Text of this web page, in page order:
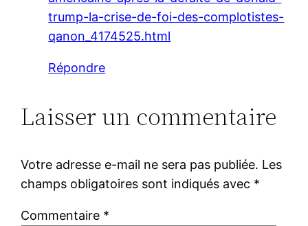
trump-la-crise-de-foi-des-complotistes-
qanon_4174525.html
Répondre
Laisser un commentaire
Votre adresse e-mail ne sera pas publiée. Les
champs obligatoires sont indiqués avec *
Commentaire *